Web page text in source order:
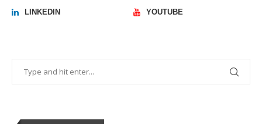
LINKEDIN
YOUTUBE